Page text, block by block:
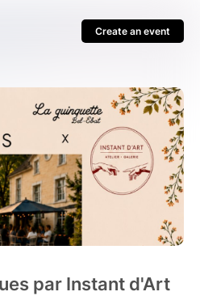
Create an event
par Instant d'Art